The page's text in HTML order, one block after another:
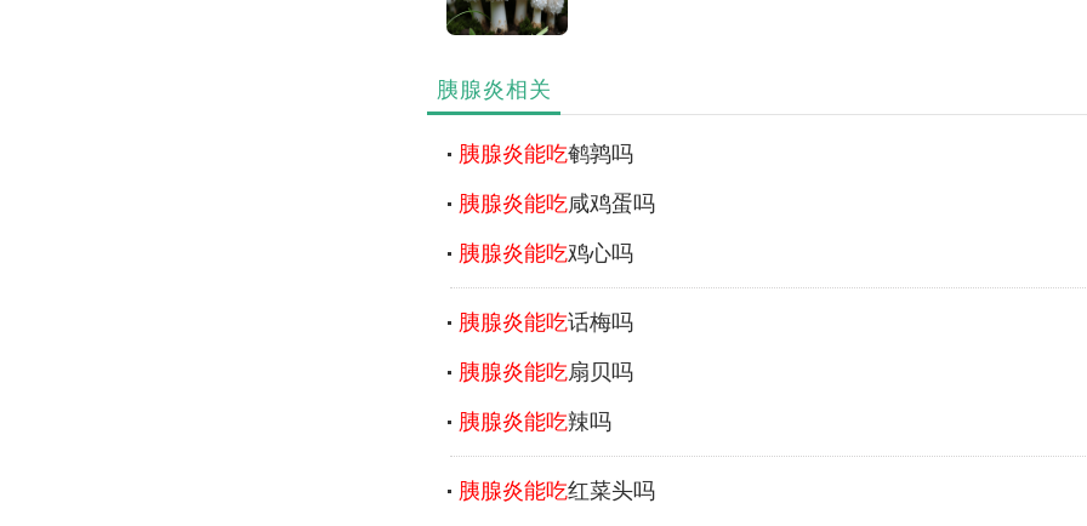
胰腺炎相关
胰腺炎能吃鹌鹑吗
胰腺炎能吃咸鸡蛋吗
胰腺炎能吃鸡心吗
胰腺炎能吃话梅吗
胰腺炎能吃扇贝吗
胰腺炎能吃辣吗
胰腺炎能吃红菜头吗